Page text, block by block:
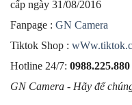
cấp ngày 31/08/2016
Fanpage : GN Camera
Tiktok Shop :
Hotline 24/7: 0988.225.880
GN Camera - Hãy để